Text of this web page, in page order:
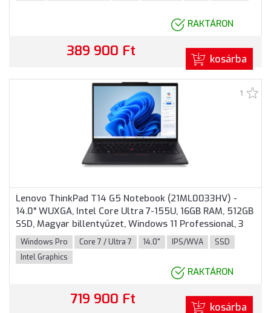
RAKTÁRON
389 900 Ft kosárba
1
Lenovo ThinkPad T14 G5 Notebook (21ML0033HV) -
14.0" WUXGA, Intel Core Ultra 7-155U, 16GB RAM, 512GB
SSD, Magyar billentyűzet, Windows 11 Professional, 3
év garancia, Fekete színben
Windows Pro Core 7 / Ultra 7 14.0" IPS/WVA
SSD
Intel Graphics
RAKTÁRON
719 900 Ft kosárba